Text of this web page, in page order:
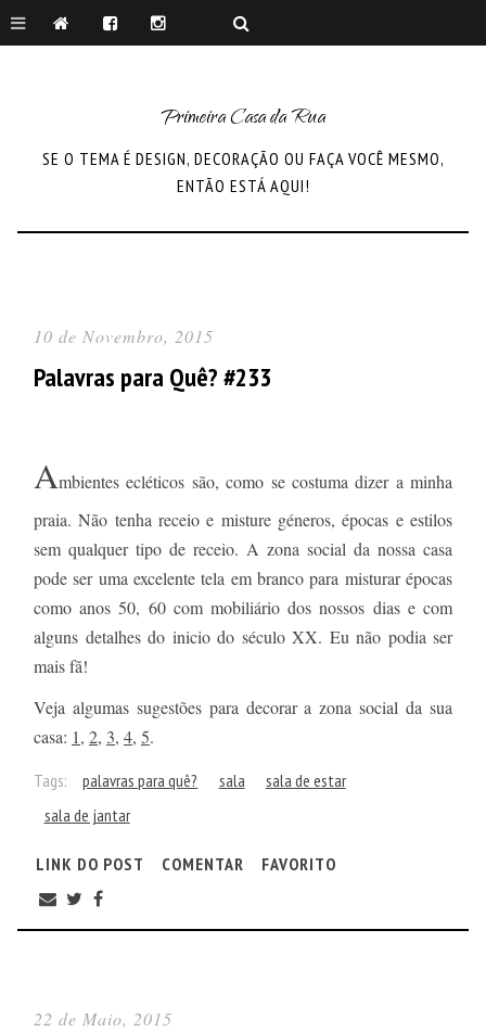
Primeira Casa da Rua
SE O TEMA É DESIGN, DECORAÇÃO OU FAÇA VOCÊ MESMO,
ENTÃO ESTÁ AQUI!
10 de Novembro, 2015
Palavras para Quê? #233
Ambientes ecléticos são, como se costuma dizer a minha
praia. Não tenha receio e misture géneros, épocas e estilos
sem qualquer tipo de receio. A zona social da nossa casa
pode ser uma excelente tela em branco para misturar épocas
como anos 50, 60 com mobiliário dos nossos dias e com
alguns detalhes do inicio do século XX. Eu não podia ser
mais fã!
Veja algumas sugestões para decorar a zona social da sua
casa: 1, 2, 3, 4, 5.
Tags: palavras para quê? sala
sala de estar
sala de jantar
LINK DO POST COMENTAR FAVORITO
22 de Maio, 2015